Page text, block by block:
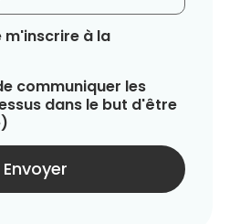
m'inscrire à la
communiquer les
dans le but d'être